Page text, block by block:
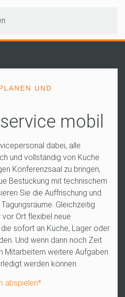
UND
mobil
dabei, alle
und vollständig von Küche
Konferenzsaal zu bringen,
Bestückung mit technischem
Sie die Auffrischung und
Gleichzeitig
Ort flexibel neue
sofort an Küche, Lager oder
Und wenn dann noch Zeit
Mitarbeitern weitere Aufgaben
werden können.
abspielen*